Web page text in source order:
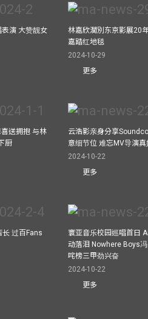
表演 大赞靓女
林嘉欣濶別东京影展20
嘉踏红地毯
2024-10-29
更多
送拥抱 与林
厨
云浩影亲身分享
意细节位 难忘MV导演
2024-10-22
更多
过百Fans
寰亚音乐校园巡唱首日
动落泪 Nowhere Boys
咤榜三甲劲兴奋
2024-10-22
更多